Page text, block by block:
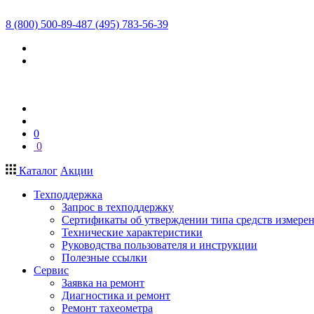
8 (800) 500-89-487 (495) 783-56-39
0
0
Каталог Акции
Техподдержка
Запрос в техподдержку
Сертификаты об утверждении типа средств
Технические характеристики
Руководства пользователя и инструкции
Полезные ссылки
Сервис
Заявка на ремонт
Диагностика и ремонт
Ремонт тахеометра